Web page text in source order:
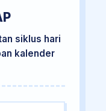
siklus hari
kalender